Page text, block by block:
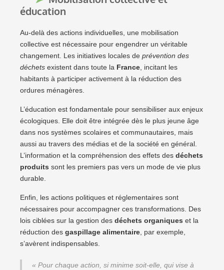
éducation
Au-delà des actions individuelles, une mobilisation
collective est nécessaire pour engendrer un véritable
changement. Les initiatives locales de prévention des
déchets existent dans toute la France, incitant les
habitants à participer activement à la réduction des
ordures ménagères.
L’éducation est fondamentale pour sensibiliser aux enjeux
écologiques. Elle doit être intégrée dès le plus jeune âge
dans nos systèmes scolaires et communautaires, mais
aussi au travers des médias et de la société en général.
L’information et la compréhension des effets des déchets
produits sont les premiers pas vers un mode de vie plus
durable.
Enfin, les actions politiques et réglementaires sont
nécessaires pour accompagner ces transformations. Des
lois ciblées sur la gestion des déchets organiques et la
réduction des gaspillage alimentaire, par exemple,
s’avèrent indispensables.
« Pour chaque action, si minime soit-elle, qui vise à